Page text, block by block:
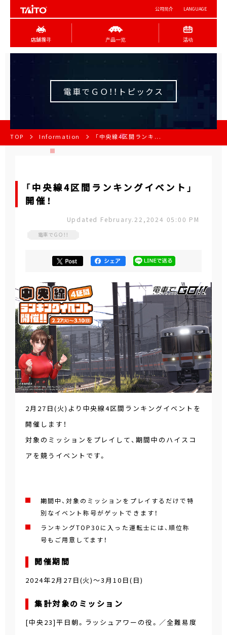
公司简介 LANGUAGE
店舖搜寻 产品一览 活动
電車でＧＯ！！トピックス
TOP Information 「中央線4区間ランキ...
「中央線4区間ランキングイベント」
開催！
Updated February.22,2024 05:00 PM
電車でＧＯ！！
2月27日(火)より中央線4区間ランキングイベントを
開催します！
対象のミッションをプレイして、期間中のハイスコ
アを競うイベントです。
期間中、対象のミッションをプレイするだけで特
別なイベント称号がゲットできます！
ランキングTOP30に入った運転士には、順位称
号もご用意してます！
開催期間
2024年2月27日(火)～3月10日(日)
集計対象のミッション
[中央23]平日朝。ラッシュアワーの役。／全難易度